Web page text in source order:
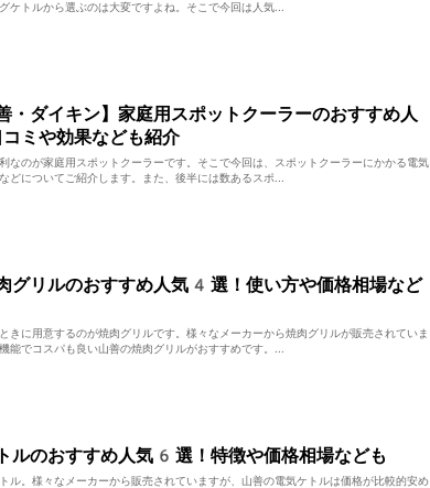
ケトルから選ぶのは大変ですよね。そこで今回は人気...
・ダイキン】家庭用スポットクーラーのおすすめ人
ミや効果なども紹介
なのが家庭用スポットクーラーです。そこで今回は、スポットクーラーにかかる電気
どについてご紹介します。また、後半には数あるスポ...
グリルのおすすめ人気4選！使い方や価格相場など
きに用意するのが焼肉グリルです。様々なメーカーから焼肉グリルが販売されていま
能でコスパも良い山善の焼肉グリルがおすすめです。...
ルのおすすめ人気6選！特徴や価格相場なども
ル。様々なメーカーから販売されていますが、山善の電気ケトルは価格が比較的安め